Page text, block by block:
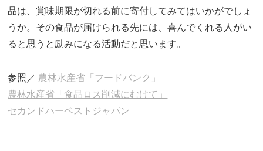
品は、賞味期限が切れる前に寄付してみてはいかがでしょ
うか。その食品が届けられる先には、喜んでくれる人がい
ると思うと励みになる活動だと思います。
参照／ 農林水産省「フードバンク」
農林水産省「食品ロス削減にむけて」
セカンドハーベストジャパン